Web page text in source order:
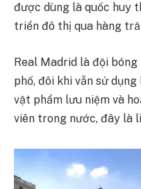
được dùng là quốc huy
triển đô thị qua hàng
Real Madrid là đội
phố, đôi khi vẫn sử
vật phẩm lưu niệm và
viên trong nước, đây là